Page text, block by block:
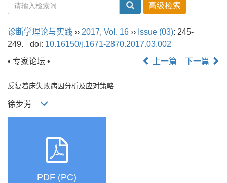
诊断学理论与实践 ›› 2017, Vol. 16 ›› Issue (03): 245-
249.
doi: 10.16150/j.1671-2870.2017.03.002
• 专家论坛 •
上一篇 下一篇
反复着床失败病因分析及应对策略
徐步芳
PDF (PC)